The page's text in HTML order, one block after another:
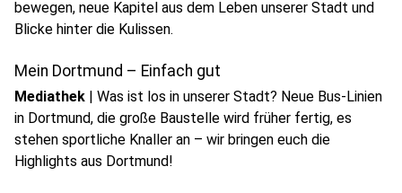
bewegen, neue Kapitel aus dem Leben unserer Stadt und
Blicke hinter die Kulissen.
Mein Dortmund – Einfach gut
Mediathek | Was ist los in unserer Stadt? Neue Bus-Linien
in Dortmund, die große Baustelle wird früher fertig, es
stehen sportliche Knaller an – wir bringen euch die
Highlights aus Dortmund!